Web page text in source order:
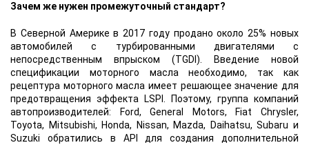
Зачем же нужен промежуточный стандарт?
В Северной Америке в 2017 году продано около 25% новых
автомобилей с турбированными двигателями с
непосредственным впрыском (TGDI). Введение новой
спецификации моторного масла необходимо, так как
рецептура моторного масла имеет решающее значение для
предотвращения эффекта LSPI. Поэтому, группа компаний
автопроизводителей: Ford, General Motors, Fiat Chrysler,
Toyota, Mitsubishi, Honda, Nissan, Mazda, Daihatsu, Subaru и
Suzuki обратились в API для создания дополнительной